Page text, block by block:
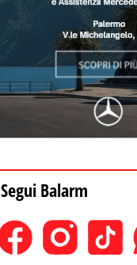
Segui Balarm